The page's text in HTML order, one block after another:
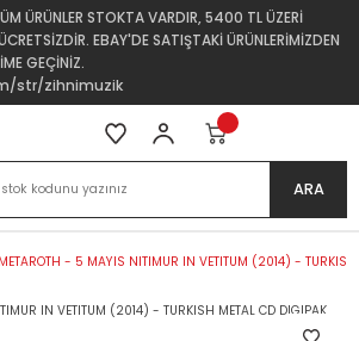
ÜRÜNLER STOKTA VARDIR, 5400 TL ÜZERİ
EBAY'DE SATIŞTAKİ ÜRÜNLERİMİZDEN
GEÇİNİZ.
str/zihnimuzik
ARA
METAROTH - 5 MAYIS NITIMUR IN VETITUM (2014) - TURKISH